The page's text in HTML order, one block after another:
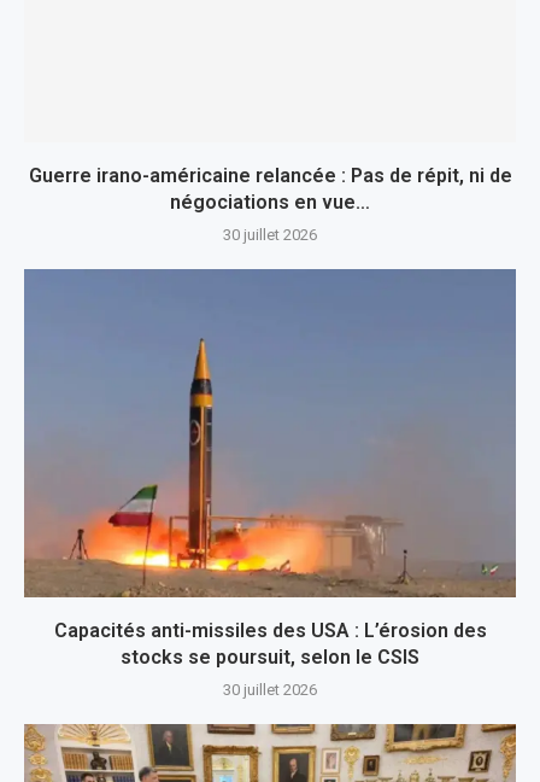
Guerre irano-américaine relancée : Pas de répit, ni de
négociations en vue…
30 juillet 2026
Capacités anti-missiles des USA : L’érosion des
stocks se poursuit, selon le CSIS
30 juillet 2026